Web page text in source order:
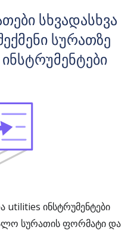
სხვადასხვა
სურათზე
utilities ინსტრუმენტები
სურათის ფორმატი და